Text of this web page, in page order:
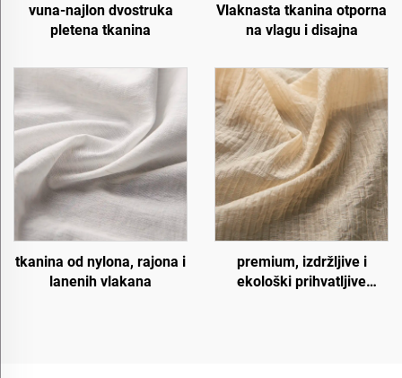
vuna-najlon dvostruka
pletena tkanina
Vlaknasta tkanina otporna
na vlagu i disajna
tkanina od nylona, rajona i
lanenih vlakana
premium, izdržljive i
ekološki prihvatljive